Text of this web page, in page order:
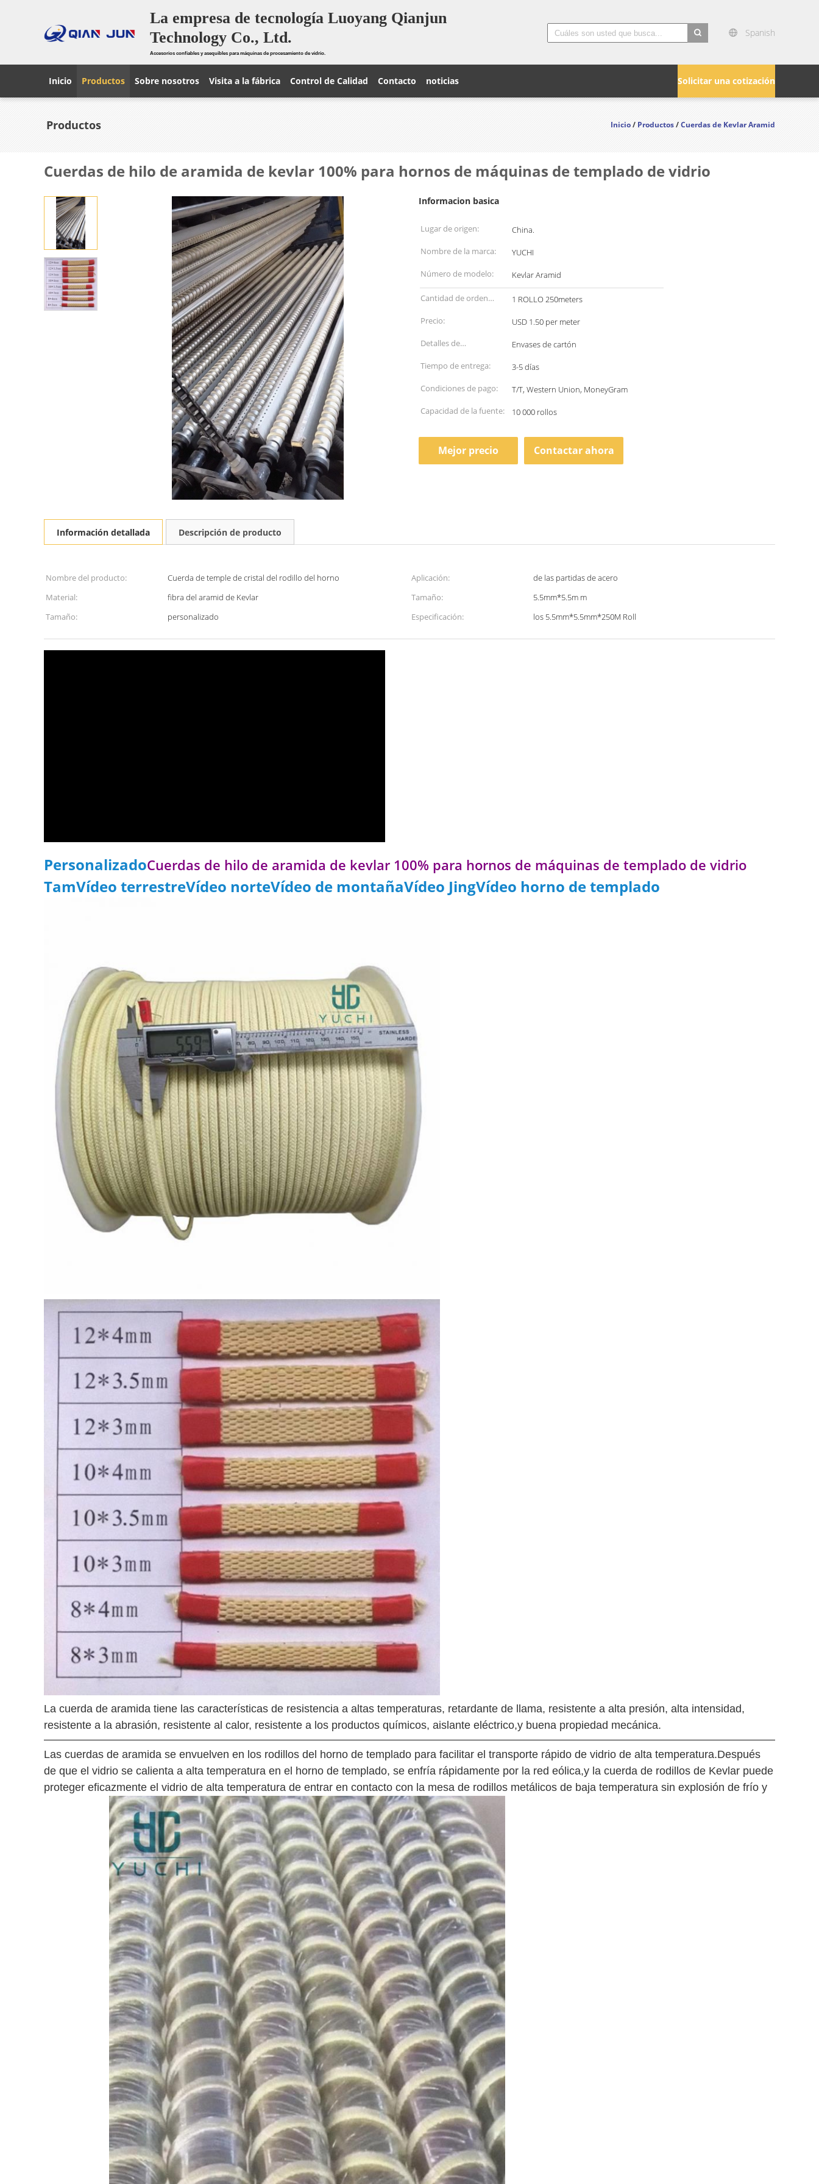
La empresa de tecnología Luoyang Qianjun
Technology Co., Ltd.
Accesorios confiables y asequibles para máquinas de procesamiento de vidrio.
Spanish
Solicitar una cotización
Inicio Productos Sobre nosotros Visita a la fábrica Control de Calidad Contacto noticias
Productos Inicio/Productos/Cuerdas de Kevlar Aramid
Cuerdas de hilo de aramida de kevlar 100% para hornos de máquinas de templado de vidrio
Informacion basica
Lugar de origen:
China.
Nombre de la marca:
YUCHI
Número de modelo:
Kevlar Aramid
Cantidad de orden
mínima:
1 ROLLO 250meters
Precio:
USD 1.50 per meter
Detalles de
empaquetado:
Envases de cartón
Tiempo de entrega:
3-5 días
Condiciones de pago:
T/T, Western Union, MoneyGram
Capacidad de la fuente:
10 000 rollos
Mejor precio Contactar ahora
Información detallada Descripción de producto
Nombre del producto: Cuerda de temple de cristal del rodillo del horno Aplicación:
de las partidas de acero
Material:
fibra del aramid de Kevlar Tamaño:
5.5mm*5.5m m
Tamaño:
personalizado Especificación: los 5.5mm*5.5mm*250M Roll
PersonalizadoCuerdas de hilo de aramida de kevlar 100% para hornos de máquinas de templado de vidrio
TamVídeo terrestreVídeo norteVídeo de montañaVídeo JingVídeo horno de templado
La cuerda de aramida tiene las características de resistencia a altas temperaturas, retardante de llama, resistente a alta presión, alta intensidad,
resistente a la abrasión, resistente al calor, resistente a los productos químicos, aislante eléctrico,y buena propiedad mecánica.
Las cuerdas de aramida se envuelven en los rodillos del horno de templado para facilitar el transporte rápido de vidrio de alta temperatura.Después
de que el vidrio se calienta a alta temperatura en el horno de templado, se enfría rápidamente por la red eólica,y la cuerda de rodillos de Kevlar puede
proteger eficazmente el vidrio de alta temperatura de entrar en contacto con la mesa de rodillos metálicos de baja temperatura sin explosión de frío y